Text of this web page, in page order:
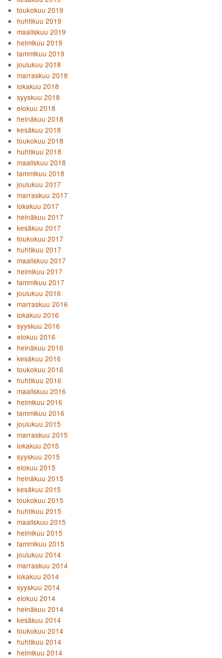
toukokuu 2019
huhtikuu 2019
maaliskuu 2019
helmikuu 2019
tammikuu 2019
joulukuu 2018
marraskuu 2018
lokakuu 2018
syyskuu 2018
elokuu 2018
heinäkuu 2018
kesäkuu 2018
toukokuu 2018
huhtikuu 2018
maaliskuu 2018
tammikuu 2018
joulukuu 2017
marraskuu 2017
lokakuu 2017
heinäkuu 2017
kesäkuu 2017
toukokuu 2017
huhtikuu 2017
maaliskuu 2017
helmikuu 2017
tammikuu 2017
joulukuu 2016
marraskuu 2016
lokakuu 2016
syyskuu 2016
elokuu 2016
heinäkuu 2016
kesäkuu 2016
toukokuu 2016
huhtikuu 2016
maaliskuu 2016
helmikuu 2016
tammikuu 2016
joulukuu 2015
marraskuu 2015
lokakuu 2015
syyskuu 2015
elokuu 2015
heinäkuu 2015
kesäkuu 2015
toukokuu 2015
huhtikuu 2015
maaliskuu 2015
helmikuu 2015
tammikuu 2015
joulukuu 2014
marraskuu 2014
lokakuu 2014
syyskuu 2014
elokuu 2014
heinäkuu 2014
kesäkuu 2014
toukokuu 2014
huhtikuu 2014
helmikuu 2014